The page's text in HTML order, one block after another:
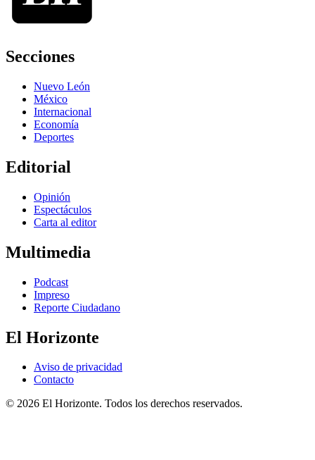
Secciones
Nuevo León
México
Internacional
Economía
Deportes
Editorial
Opinión
Espectáculos
Carta al editor
Multimedia
Podcast
Impreso
Reporte Ciudadano
El Horizonte
Aviso de privacidad
Contacto
© 2026 El Horizonte. Todos los derechos reservados.